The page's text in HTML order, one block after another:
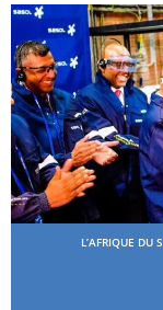
L’AFRIQUE DU